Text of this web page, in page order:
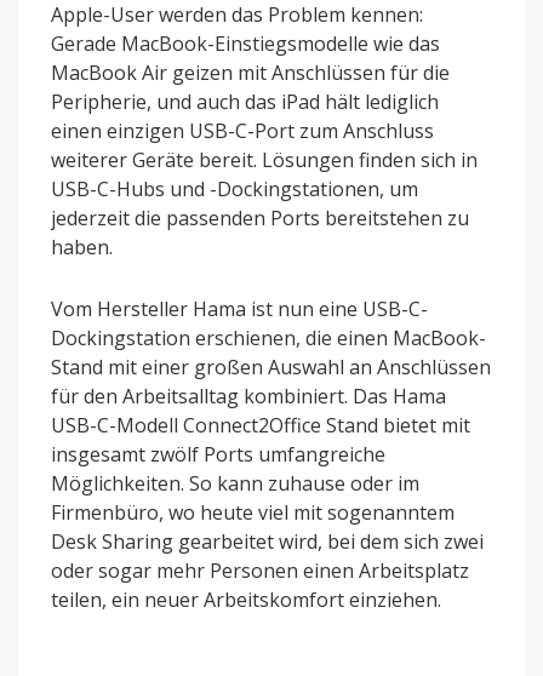
Apple-User werden das Problem kennen:
Gerade MacBook-Einstiegsmodelle wie das
MacBook Air geizen mit Anschlüssen für die
Peripherie, und auch das iPad hält lediglich
einen einzigen USB-C-Port zum Anschluss
weiterer Geräte bereit. Lösungen finden sich in
USB-C-Hubs und -Dockingstationen, um
jederzeit die passenden Ports bereitstehen zu
haben.
Vom Hersteller Hama ist nun eine USB-C-
Dockingstation erschienen, die einen MacBook-
Stand mit einer großen Auswahl an Anschlüssen
für den Arbeitsalltag kombiniert. Das Hama
USB-C-Modell Connect2Office Stand bietet mit
insgesamt zwölf Ports umfangreiche
Möglichkeiten. So kann zuhause oder im
Firmenbüro, wo heute viel mit sogenanntem
Desk Sharing gearbeitet wird, bei dem sich zwei
oder sogar mehr Personen einen Arbeitsplatz
teilen, ein neuer Arbeitskomfort einziehen.